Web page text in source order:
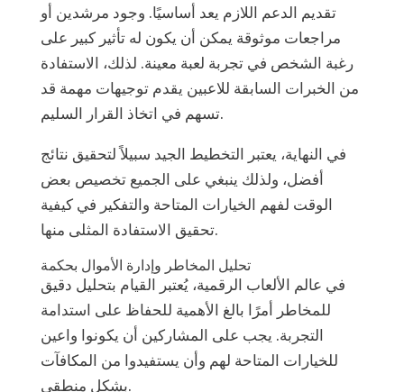
تقديم الدعم اللازم يعد أساسيًا. وجود مرشدين أو
مراجعات موثوقة يمكن أن يكون له تأثير كبير على
رغبة الشخص في تجربة لعبة معينة. لذلك، الاستفادة
من الخبرات السابقة للاعبين يقدم توجيهات مهمة قد
تسهم في اتخاذ القرار السليم.
في النهاية، يعتبر التخطيط الجيد سبيلاً لتحقيق نتائج
أفضل، ولذلك ينبغي على الجميع تخصيص بعض
الوقت لفهم الخيارات المتاحة والتفكير في كيفية
تحقيق الاستفادة المثلى منها.
تحليل المخاطر وإدارة الأموال بحكمة
في عالم الألعاب الرقمية، يُعتبر القيام بتحليل دقيق
للمخاطر أمرًا بالغ الأهمية للحفاظ على استدامة
التجربة. يجب على المشاركين أن يكونوا واعين
للخيارات المتاحة لهم وأن يستفيدوا من المكافآت
بشكلٍ منطقي.